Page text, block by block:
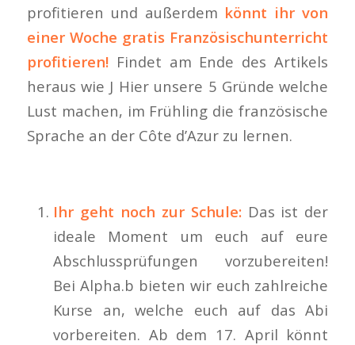
profitieren und außerdem könnt ihr von
einer Woche gratis Französischunterricht
profitieren! Findet am Ende des Artikels
heraus wie J Hier unsere 5 Gründe welche
Lust machen, im Frühling die französische
Sprache an der Côte d’Azur zu lernen.
Ihr geht noch zur Schule: Das ist der
ideale Moment um euch auf eure
Abschlussprüfungen vorzubereiten!
Bei Alpha.b bieten wir euch zahlreiche
Kurse an, welche euch auf das Abi
vorbereiten. Ab dem 17. April könnt